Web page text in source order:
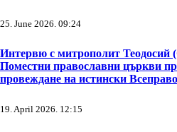
25. June 2026. 09:24
Интервю с митрополит Теодосий
Поместни православни църкви
провеждане на истински
19. April 2026. 12:15